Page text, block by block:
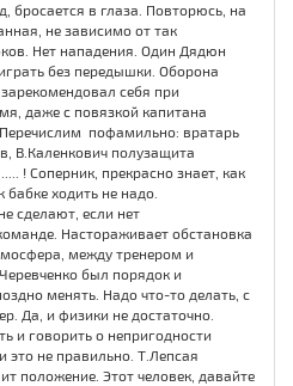
бросается в глаза. Повторюсь, на
не зависимо от так
Нет нападения. Один Дядюн
без передышки. Оборона
себя при
даже с повязкой капитана
пофамильно: вратарь
В.Каленкович полузащита
! Соперник, прекрасно знает, как
бабке ходить не надо.
сделают, если нет
Настораживает обстановка
между тренером и
был порядок и
менять. Надо что-то делать, с
Да, и физики не достаточно.
и говорить о непригодности
это не правильно. Т.Лепсая
положение. Этот человек, давайте